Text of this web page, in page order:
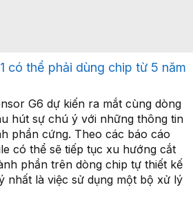
có thể phải dùng chip từ 5 năm
G6 dự kiến ra mắt cùng dòng
hút sự chú ý với những thông tin
phần cứng. Theo các báo cáo
có thể sẽ tiếp tục xu hướng cắt
phần trên dòng chip tự thiết kế
nhất là việc sử dụng một bộ xử lý